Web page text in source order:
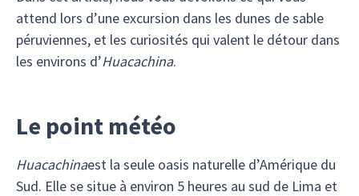
attend lors d’une excursion dans les dunes de sable
péruviennes, et les curiosités qui valent le détour dans
les environs d’Huacachina.
Le point météo
Huacachinaest la seule oasis naturelle d’Amérique du
Sud. Elle se situe à environ 5 heures au sud de Lima et